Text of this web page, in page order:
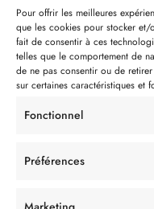
Pour offrir les meilleures
que les cookies pour stocker et/
fait de consentir à ces
telles que le comportement de
de ne pas consentir ou de
sur certaines caractéristiques et
Fonctionnel
Préférences
Notre philosophie
Contact
Partenaire de: